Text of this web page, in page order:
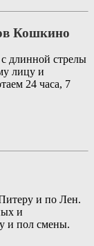
Кошкино
длинной стрелы
лицу и
24 часа, 7
и по Лен.
и
и пол смены.